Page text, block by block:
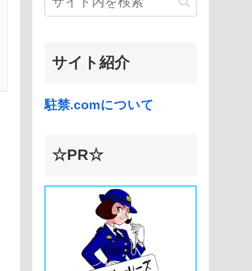
サイト紹介
駐禁.comについて
☆PR☆